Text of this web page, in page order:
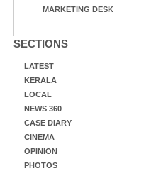
MARKETING DESK
SECTIONS
LATEST
KERALA
LOCAL
NEWS 360
CASE DIARY
CINEMA
OPINION
PHOTOS